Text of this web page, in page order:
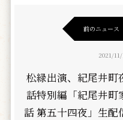
前のニュース
2021/
松緑出演、紀尾井町
話特別編「紀尾井町
話 第五十四夜」生配